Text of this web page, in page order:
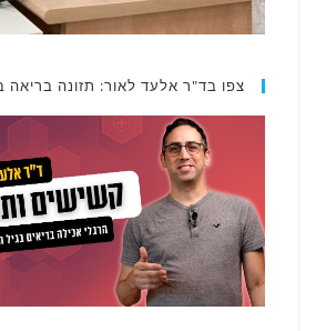
צפו בד"ר אלעד לאור: תזונה בריאה